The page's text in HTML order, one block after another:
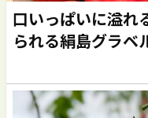
口いっぱいに溢れ
られる絹島グラベ